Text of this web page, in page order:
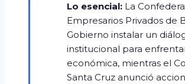
Lo esencial: La
Empresarios Privados de
Gobierno instalar un
institucional para
económica, mientras el
Santa Cruz anunció